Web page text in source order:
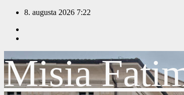
Prejsť
obsah
8. augusta 2026 7:22
Misia